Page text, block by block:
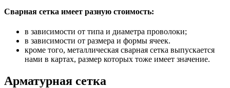
Сварная сетка имеет разную стоимость:
в зависимости от типа и диаметра проволоки;
в зависимости от размера и формы ячеек.
кроме того, металлическая сварная сетка выпускается
нами в картах, размер которых тоже имеет значение.
Арматурная сетка